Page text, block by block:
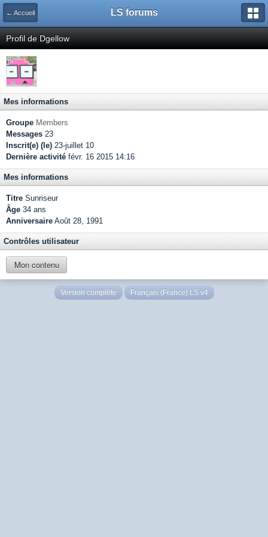
← Accueil LS forums
Profil de Dgellow
Mes informations
Groupe Members
Messages 23
Inscrit(e) (le) 23-juillet 10
Dernière activité févr. 16 2015 14:16
Mes informations
Titre Sunriseur
Âge 34 ans
Anniversaire Août 28, 1991
Contrôles utilisateur
Mon contenu
Version complète Français (France) LS v4